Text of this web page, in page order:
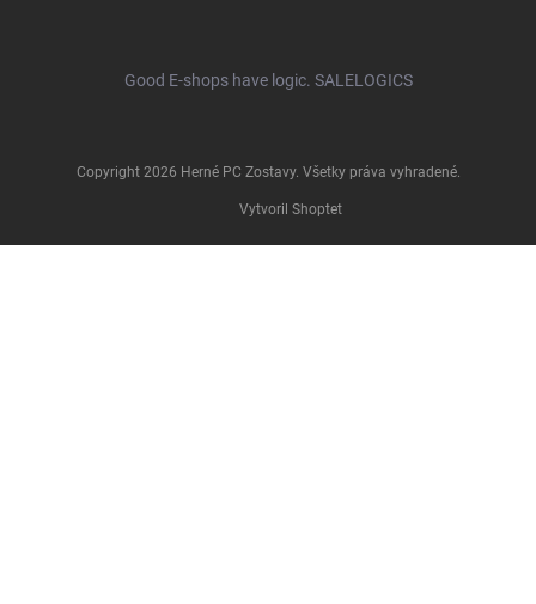
Good E-shops have logic. SALELOGICS
Vytvoril Shoptet
Copyright 2026 Herné PC Zostavy. Všetky práva vyhradené.